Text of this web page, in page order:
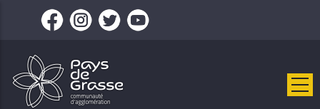
contenu
principal